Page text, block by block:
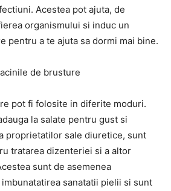
Acestea pot ajuta, de
organismului si induc un
pentru a te ajuta sa dormi mai bine.
de brusture
pot fi folosite in diferite moduri.
la salate pentru gust si
proprietatilor sale diuretice, sunt
tratarea dizenteriei si a altor
sunt de asemenea
sanatatii pielii si sunt